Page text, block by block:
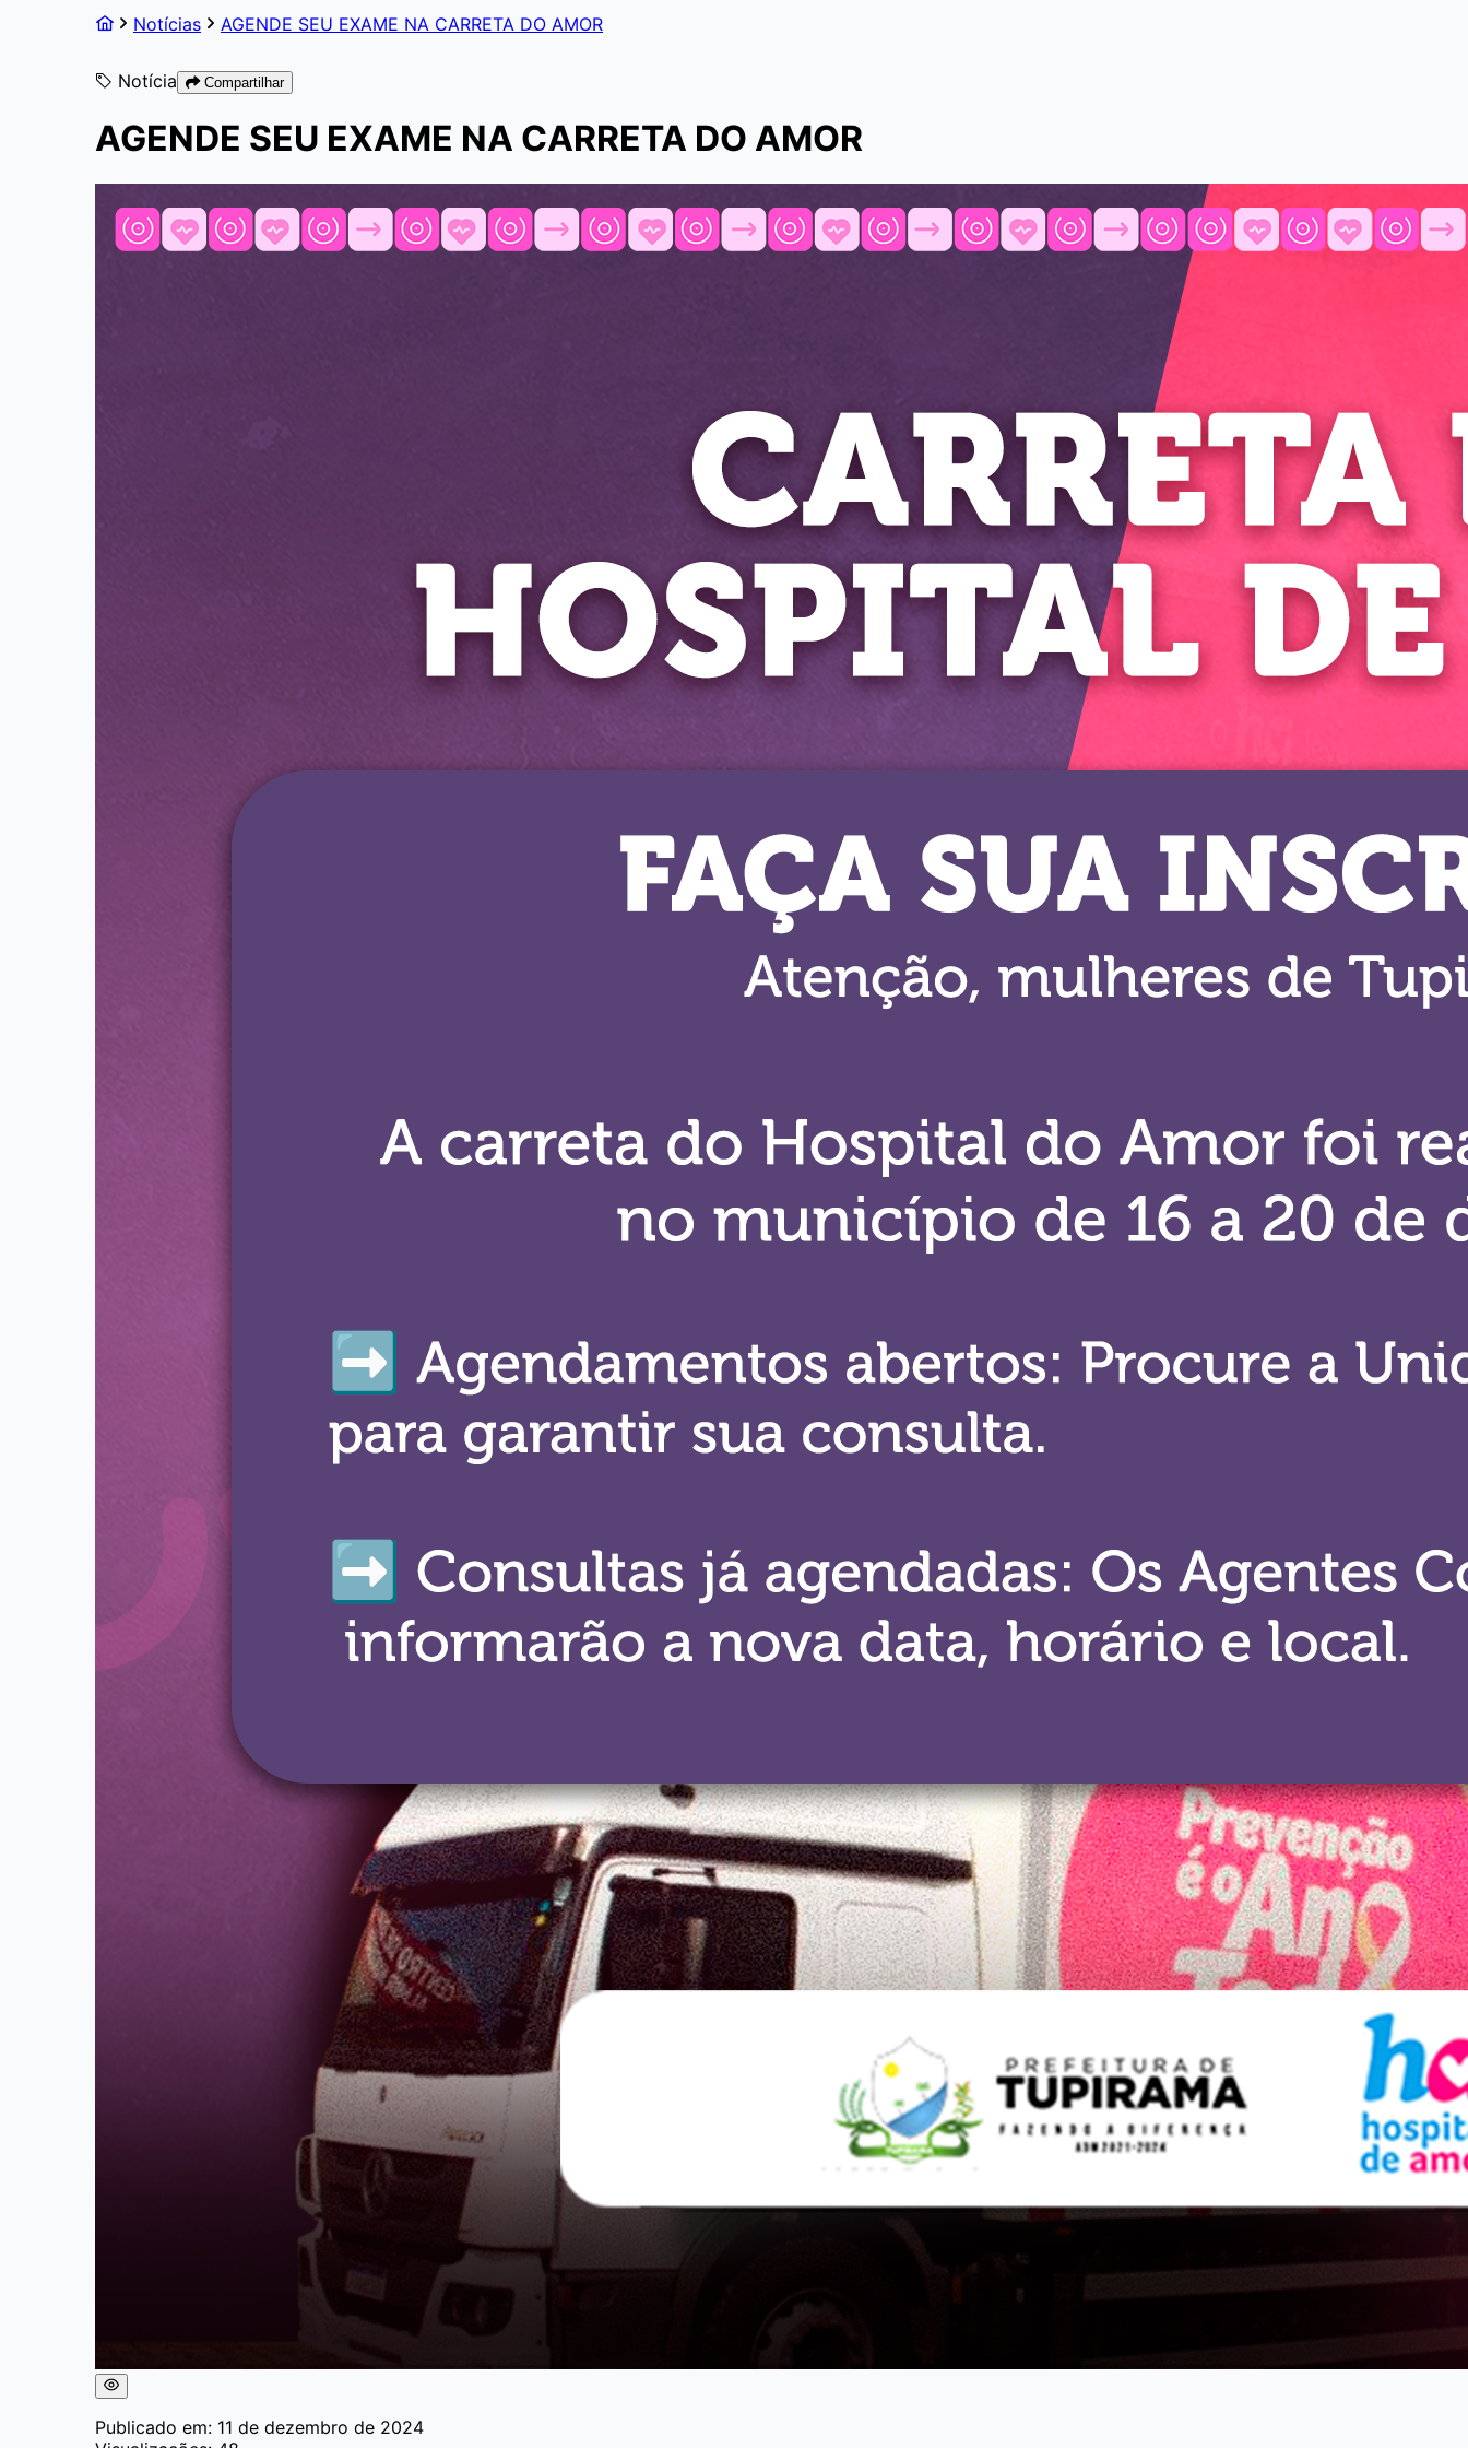
Notícias AGENDE SEU EXAME NA CARRETA DO AMOR
Notícia Compartilhar
AGENDE SEU EXAME NA CARRETA DO AMOR
Publicado em: 11 de dezembro de 2024